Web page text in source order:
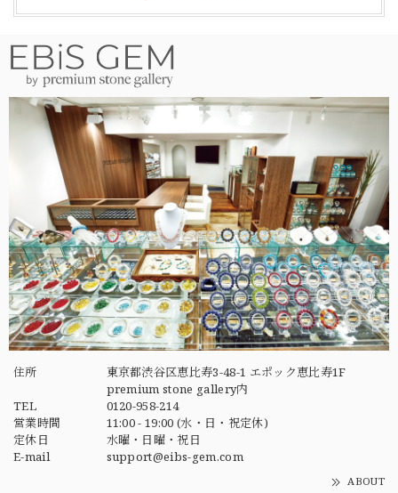
住所
東京都渋谷区恵比寿3-48-1 エポック恵比寿1F
premium stone gallery内
TEL
0120-958-214
営業時間
11:00 - 19:00 (水・日・祝定休)
定休日
水曜・日曜・祝日
E-mail
support@eibs-gem.com
ABOUT